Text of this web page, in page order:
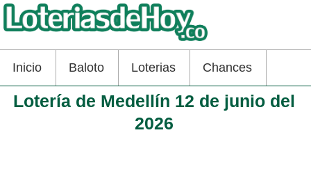
Inicio Baloto Loterias Chances
Lotería de Medellín 12 de junio del
2026